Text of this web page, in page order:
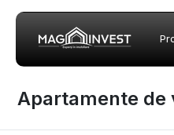
Apartamente de